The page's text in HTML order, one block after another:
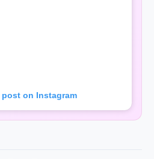
on Instagram